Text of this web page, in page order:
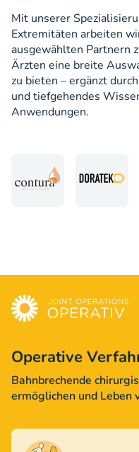
Mit unserer
Extremitäten arbeiten
ausgewählten Partnern
Ärzten eine breite
zu bieten – ergänzt
und tiefgehendes
Anwendungen.
Operative
Bahnbrechende
ermöglichen und Leben